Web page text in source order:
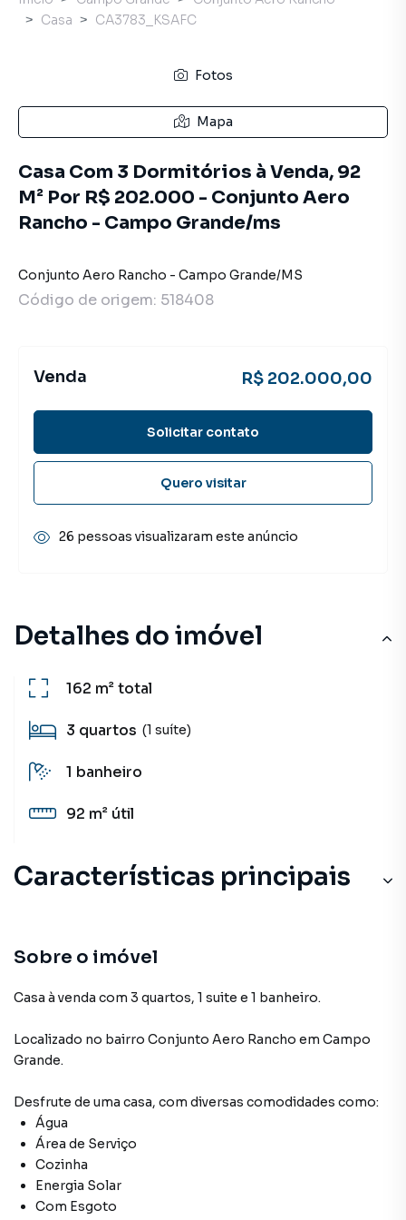
Detalhes do imóvel
162 m²total
3 quartos (1 suíte)
1 banheiro
92 m² útil
Características principais
Sobre o imóvel
Casa à venda com 3 quartos, 1 suite e 1 banheiro.
Localizado no bairro Conjunto Aero Rancho em Campo
Grande.
Desfrute de uma casa, com diversas comodidades como:
Água
Área de Serviço
Cozinha
Energia Solar
Com Esgoto
Casa
CA3783_KSAFC
Fotos
Mapa
Casa Com 3 Dormitórios à Venda, 92
M² Por R$ 202.000 - Conjunto Aero
Rancho - Campo Grande/ms
Conjunto Aero Rancho - Campo Grande/MS
Código de origem: 518408
Venda R$ 202.000,00
Solicitar contato
Quero visitar
26 pessoas visualizaram este anúncio